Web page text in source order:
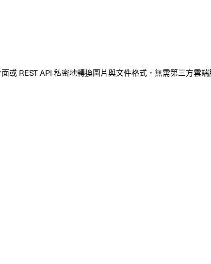
或 REST API 私密地轉換圖片與文件格式，無需第三方雲